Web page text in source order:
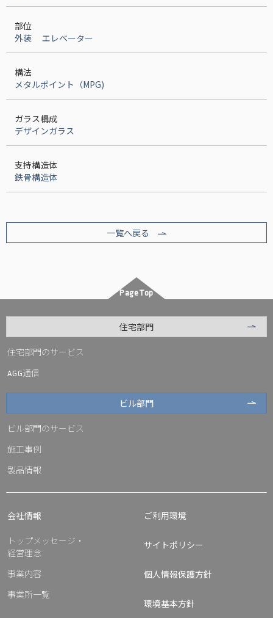
部位
外装
エレベーター
構法
メタルポイント（MPG)
ガラス構成
デザインガラス
支持構造体
鉄骨構造体
一覧へ戻る
PageTop
住宅部門
住宅部門のサービス
AGG通信
ビル部門
ビル部門のサービス
施工事例
製品情報
会社情報
トップメッセージ・
経営理念
事業内容
事業所一覧
ご利用環境
サイトポリシー
個人情報保護方針
環境基本方針